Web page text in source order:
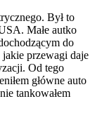
Był to
Małe autko
do
przewagi daje
Od tego
główne auto
tankowałem